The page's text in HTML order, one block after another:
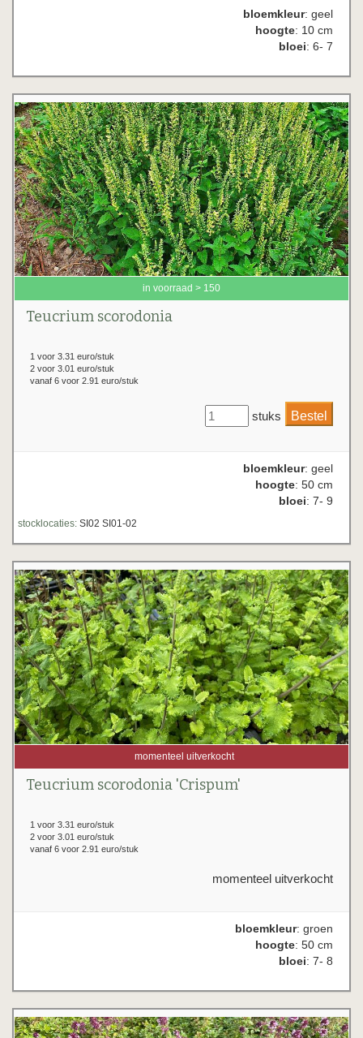
bloemkleur: geel
hoogte: 10 cm
bloei: 6- 7
in voorraad > 150
Teucrium scorodonia
1 voor 3.31 euro/stuk
2 voor 3.01 euro/stuk
vanaf 6 voor 2.91 euro/stuk
stuks
bloemkleur: geel
hoogte: 50 cm
bloei: 7- 9
stocklocaties: SI02 SI01-02
momenteel uitverkocht
Teucrium scorodonia 'Crispum'
1 voor 3.31 euro/stuk
2 voor 3.01 euro/stuk
vanaf 6 voor 2.91 euro/stuk
momenteel uitverkocht
bloemkleur: groen
hoogte: 50 cm
bloei: 7- 8